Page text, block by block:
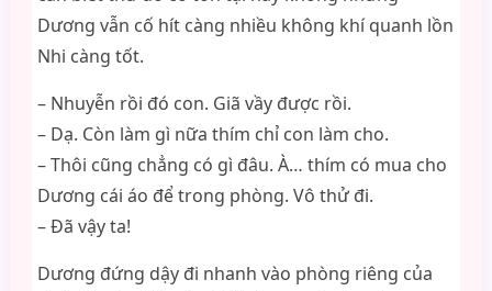
Dương vẫn cố hít càng nhiều không khí quanh lồn
Nhi càng tốt.
– Nhuyễn rồi đó con. Giã vầy được rồi.
– Dạ. Còn làm gì nữa thím chỉ con làm cho.
– Thôi cũng chẳng có gì đâu. À… thím có mua cho
Dương cái áo để trong phòng. Vô thử đi.
– Đã vậy ta!
Dương đứng dậy đi nhanh vào phòng riêng của